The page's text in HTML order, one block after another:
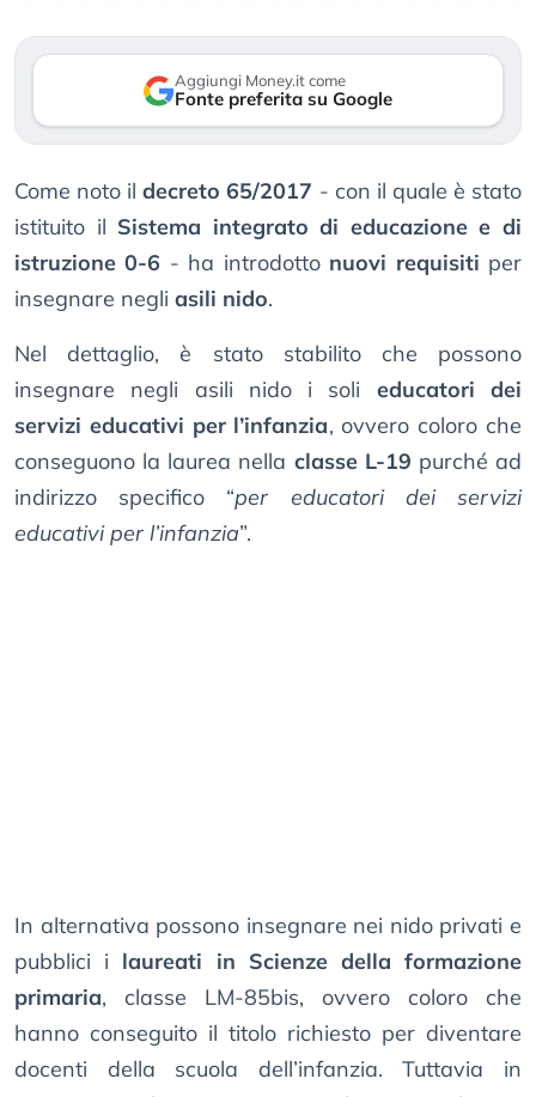
Aggiungi Money.it come
Fonte preferita su Google
Come noto ildecreto 65/2017 - con il quale è stato
istituito il Sistema integrato di educazione e di
istruzione 0-6 - ha introdotto nuovi requisiti per
insegnare negli asili nido.
Nel dettaglio, è stato stabilito che possono
insegnare negli asili nido i soli educatori dei
servizi educativi per l’infanzia, ovvero coloro che
conseguono la laurea nella classe L-19 purché ad
indirizzo specifico “per educatori dei servizi
educativi per l’infanzia”.
In alternativa possono insegnare nei nido privati e
pubblici i laureati in Scienze della formazione
primaria, classe LM-85bis, ovvero coloro che
hanno conseguito il titolo richiesto per diventare
docenti della scuola dell’infanzia. Tuttavia in